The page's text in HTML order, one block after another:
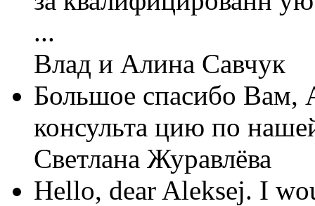
...
Влад и Алина Савчук
Большое спасибо Вам,
консульта цию по
Светлана Журавлёва
Hello, dear Aleksej. I